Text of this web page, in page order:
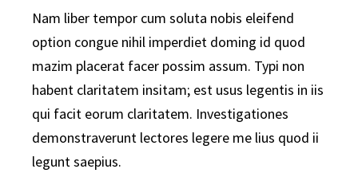
Nam liber tempor cum soluta nobis eleifend
option congue nihil imperdiet doming id quod
mazim placerat facer possim assum. Typi non
habent claritatem insitam; est usus legentis in iis
qui facit eorum claritatem. Investigationes
demonstraverunt lectores legere me lius quod ii
legunt saepius.